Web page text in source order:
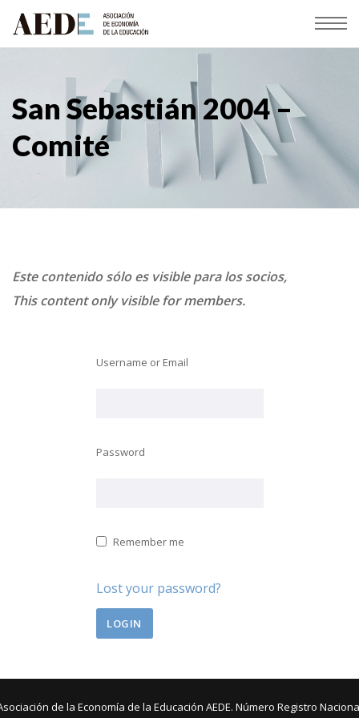
San Sebastián 2004 –
Comité
Este contenido sólo es visible para los socios,
This content only visible for members.
Username or Email
Password
Remember me
Lost your password?
de la Economía de la Educación AEDE. Número Registro